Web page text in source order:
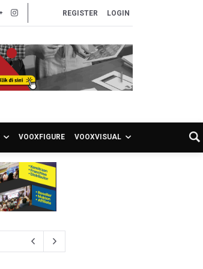
REGISTER LOGIN
VOOXFIGURE VOOXVISUAL